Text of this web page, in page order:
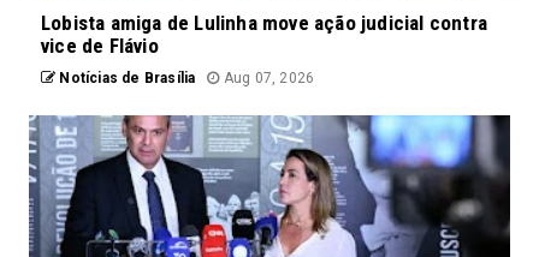
Lobista amiga de Lulinha move ação judicial contra
vice de Flávio
Notícias de Brasília Aug 07, 2026